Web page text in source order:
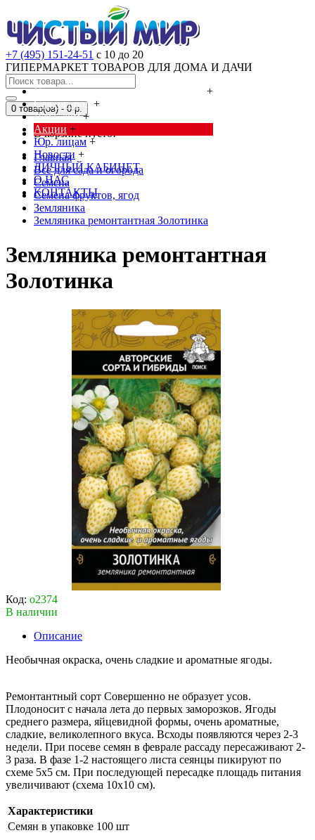
+7 (495) 151-24-51 с 10 до 20
ГИПЕРМАРКЕТ ТОВАРОВ ДЛЯ ДОМА И ДАЧИ
Cредства от насекомых и грызунов
+
Сад, огород +
Дача, дом +
Акции +
Юр. лицам +
Новости +
ЛИЧНЫЙ КАБИНЕТ
О НАС
КОНТАКТЫ
0 товар(ов) - 0 р.
В корзине пусто!
Главная
Всё для сада и огорода
Семена
Семена фруктов, ягод
Земляника
Земляника ремонтантная Золотинка
Земляника ремонтантная
Золотинка
Код: о2374
В наличии
Описание
Необычная окраска, очень сладкие и ароматные ягоды.
Ремонтантный сорт Совершенно не образует усов.
Плодоносит с начала лета до первых заморозков. Ягоды
среднего размера, яйцевидной формы, очень ароматные,
сладкие, великолепного вкуса. Всходы появляются через 2-3
недели. При посеве семян в феврале рассаду пересаживают 2-
3 раза. В фазе 1-2 настоящего листа сеянцы пикируют по
схеме 5х5 см. При последующей пересадке площадь питания
увеличивают (схема 10х10 см).
Характеристики
Семян в упаковке 100 шт